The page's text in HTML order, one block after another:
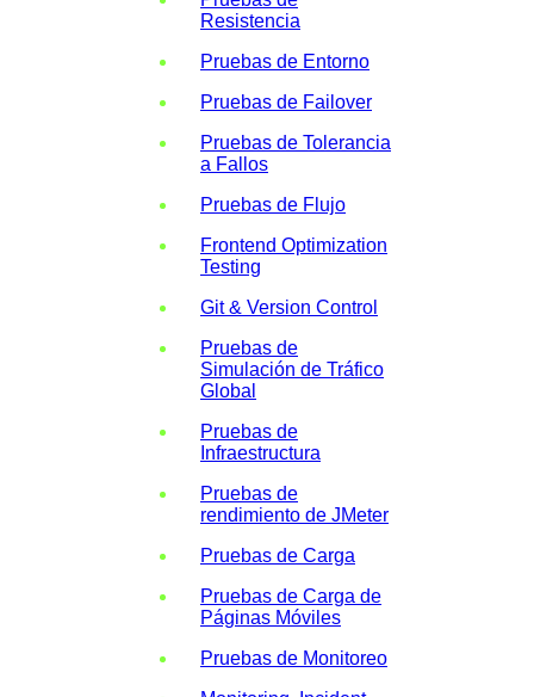
Resistencia
Pruebas de Entorno
Pruebas de Failover
Pruebas de Tolerancia
a Fallos
Pruebas de Flujo
Frontend Optimization
Testing
Git & Version Control
Pruebas de
Simulación de Tráfico
Global
Pruebas de
Infraestructura
Pruebas de
rendimiento de JMeter
Pruebas de Carga
Pruebas de Carga de
Páginas Móviles
Pruebas de Monitoreo